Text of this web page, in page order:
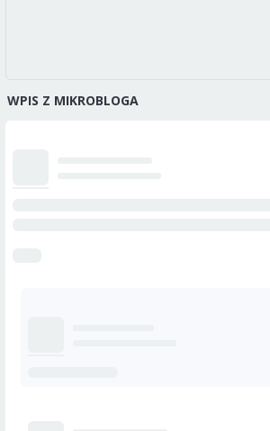
WPIS Z MIKROBLOGA